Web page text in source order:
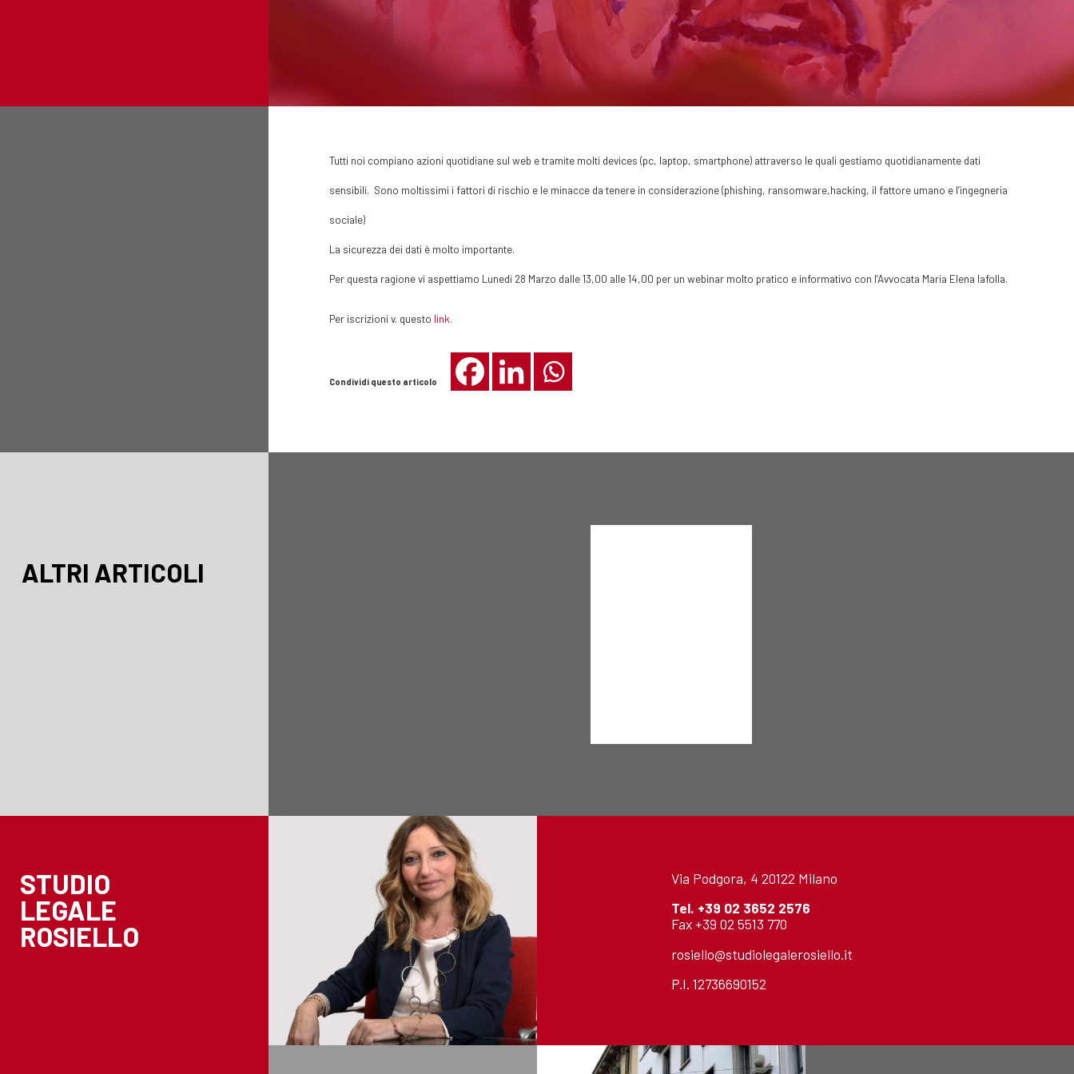
Tutti noi compiano azioni quotidiane sul web e tramite molti devices (pc, laptop, smartphone) attraverso le quali gestiamo quotidianamente dati
sensibili. Sono moltissimi i fattori di rischio e le minacce da tenere in considerazione (phishing, ransomware,hacking, il fattore umano e l’ingegneria
sociale)
La sicurezza dei dati è molto importante.
Per questa ragione vi aspettiamo Lunedi 28 Marzo dalle 13,00 alle 14,00 per un webinar molto pratico e informativo con l’Avvocata Maria Elena Iafolla.
Per iscrizioni v. questo link.
Condividi questo articolo
ALTRI ARTICOLI
STUDIO
LEGALE
ROSIELLO
Via Podgora, 4 20122 Milano
Tel. +39 02 3652 2576
Fax +39 02 5513 770
rosiello@studiolegalerosiello.it
P.I. 12736690152